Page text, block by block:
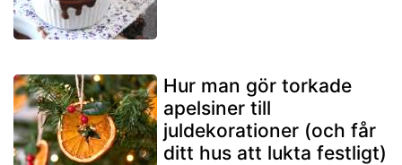
Hur man gör torkade
apelsiner till
juldekorationer (och får
ditt hus att lukta festligt)